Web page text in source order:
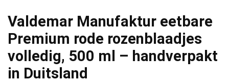
Valdemar Manufaktur eetbare
Premium rode rozenblaadjes
volledig, 500 ml – handverpakt
in Duitsland